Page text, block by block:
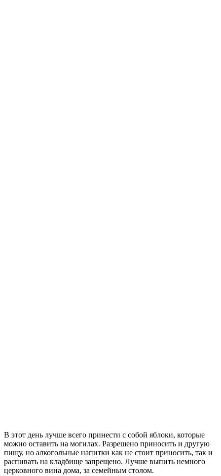
В этот день лучше всего принести с собой яблоки, которые
можно оставить на могилах. Разрешено приносить и другую
пищу, но алкогольные напитки как не стоит приносить, так и
распивать на кладбище запрещено. Лучше выпить немного
церковного вина дома, за семейным столом.